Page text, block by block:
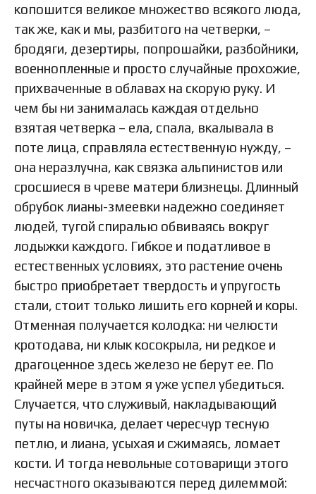
копошится великое множество всякого люда,
так же, как и мы, разбитого на четверки, –
бродяги, дезертиры, попрошайки, разбойники,
военнопленные и просто случайные прохожие,
прихваченные в облавах на скорую руку. И
чем бы ни занималась каждая отдельно
взятая четверка – ела, спала, вкалывала в
поте лица, справляла естественную нужду, –
она неразлучна, как связка альпинистов или
сросшиеся в чреве матери близнецы. Длинный
обрубок лианы-змеевки надежно соединяет
людей, тугой спиралью обвиваясь вокруг
лодыжки каждого. Гибкое и податливое в
естественных условиях, это растение очень
быстро приобретает твердость и упругость
стали, стоит только лишить его корней и коры.
Отменная получается колодка: ни челюсти
кротодава, ни клык косокрыла, ни редкое и
драгоценное здесь железо не берут ее. По
крайней мере в этом я уже успел убедиться.
Случается, что служивый, накладывающий
путы на новичка, делает чересчур тесную
петлю, и лиана, усыхая и сжимаясь, ломает
кости. И тогда невольные сотоварищи этого
несчастного оказываются перед дилеммой: